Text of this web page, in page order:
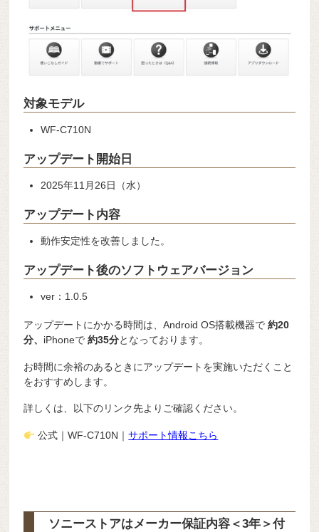
対象モデル
WF-C710N
アップデート開始日
2025年11月26日（水）
アップデート内容
動作安定性を改善しました。
アップデート後のソフトウェアバージョン
ver：1.0.5
アップデートにかかる時間は、Android OS搭載機器で約20
分、 iPhoneで約35分となっております。
お時間に余裕のあるときにアップデートを実施いただくこと
をおすすめします。
詳しくは、以下のリンク先よりご確認ください。
公式｜WF-C710N｜サポート情報こちら
ソニーストアはメーカー保証内容 ＜3年＞付